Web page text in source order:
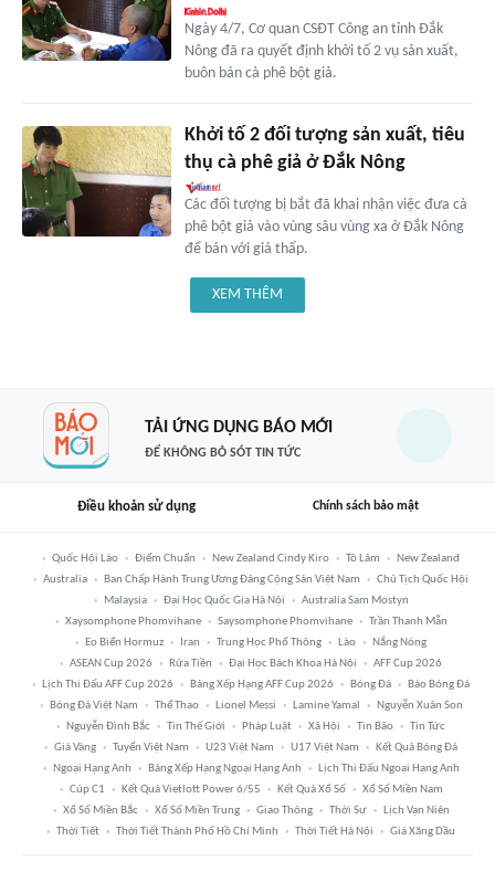
Ngày 4/7, Cơ quan CSĐT Công an tỉnh Đắk
Nông đã ra quyết định khởi tố 2 vụ sản xuất,
buôn bán cà phê bột giả.
Khởi tố 2 đối tượng sản xuất, tiêu
thụ cà phê giả ở Đắk Nông
Các đối tượng bị bắt đã khai nhận việc đưa cà
phê bột giả vào vùng sâu vùng xa ở Đắk Nông
để bán với giá thấp.
XEM THÊM
TẢI ỨNG DỤNG BÁO MỚI
ĐỂ KHÔNG BỎ SÓT TIN TỨC
Điều khoản sử dụng Chính sách bảo mật
Quốc Hội Lào Điểm Chuẩn New Zealand Cindy Kiro Tô Lâm
New Zealand
Australia
Ban Chấp Hành Trung Ương Đảng Cộng Sản Việt Nam
Chủ Tịch Quốc Hội
Malaysia
Đại Học Quốc Gia Hà Nội
Australia Sam Mostyn
Xaysomphone Phomvihane
Saysomphone Phomvihane
Trần Thanh Mẫn
Eo Biển Hormuz
Iran Trung Học Phổ Thông Lào
Nắng Nóng
ASEAN Cup 2026
Rửa Tiền Đại Học Bách Khoa Hà Nội
AFF Cup 2026
Lịch Thi Đấu AFF Cup 2026
Bảng Xếp Hạng AFF Cup 2026 Bóng Đá
Báo Bóng Đá
Bóng Đá Việt Nam
Thể Thao Lionel Messi Lamine Yamal
Nguyễn Xuân Son
Nguyễn Đình Bắc
Tin Thế Giới Pháp Luật Xã Hội Tin Bão
Tin Tức
Giá Vàng
Tuyển Việt Nam U23 Việt Nam U17 Việt Nam
Kết Quả Bóng Đá
Ngoại Hạng Anh
Bảng Xếp Hạng Ngoại Hạng Anh
Lịch Thi Đấu Ngoại Hạng Anh
Cúp C1
Kết Quả Vietlott Power 6/55 Kết Quả Xổ Số
Xổ Số Miền Nam
Xổ Số Miền Bắc
Xổ Số Miền Trung Giao Thông Thời Sự
Lịch Vạn Niên
Thời Tiết
Thời Tiết Thành Phố Hồ Chí Minh Thời Tiết Hà Nội Giá Xăng Dầu